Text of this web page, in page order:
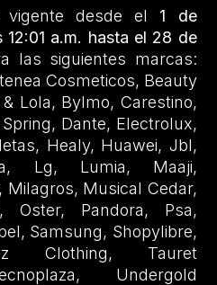
vigente desde el
1 de
a.m. hasta el 28 de
las siguientes marcas:
Cosmeticos, Beauty
Lola, Bylmo, Carestino,
Dante, Electrolux,
Healy, Huawei, Jbl,
Lg, Lumia, Maaji,
Milagros, Musical Cedar,
Oster, Pandora, Psa,
Samsung, Shopylibre,
Clothing, Tauret
Undergold